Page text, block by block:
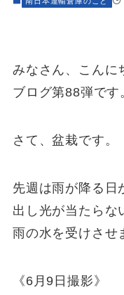
みなさん、こんに
ブログ第88弾です
さて、盆栽です。
先週は雨が降る日
出し光が当たらな
雨の水を受けさせ
《6月9日撮影》